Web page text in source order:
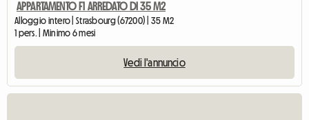
APPARTAMENTO F1 ARREDATO DI 35 M2
Alloggio intero | Strasbourg (67200) | 35 M2
1 pers. | Minimo 6 mesi
Vedi l'annuncio